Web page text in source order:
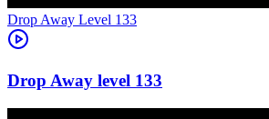
Level 133
133